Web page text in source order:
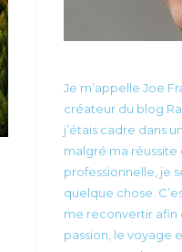
Je m’appelle Joe
créateur du blog
j’étais cadre dans
malgré ma
professionnelle, je
quelque chose.
me reconvertir afin
passion, le voyage